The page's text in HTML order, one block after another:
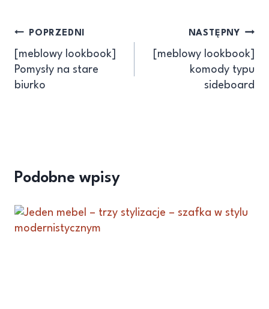
POPRZEDNI
[meblowy lookbook]
Pomysły na stare
biurko
NASTĘPNY
[meblowy lookbook]
komody typu
sideboard
Podobne wpisy